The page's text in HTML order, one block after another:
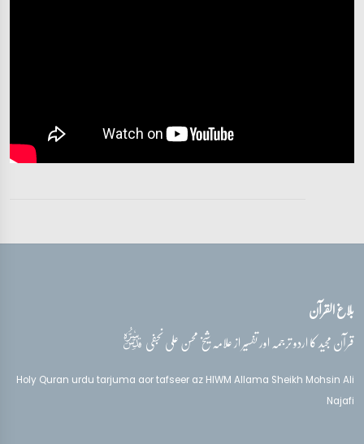
تفسیر قرآن سورہ ‎الرعد
تفسیر قرآن سورہ ‎الرعد
بلاغ القرآن
قرآن مجید کا اردو ترجمہ اور تفسیر از علامہ شیخ محسن علی نجفیقدس‌سره
Holy Quran urdu tarjuma aor tafseer az HIWM Allama Sheikh Mohsin Ali
Najafi